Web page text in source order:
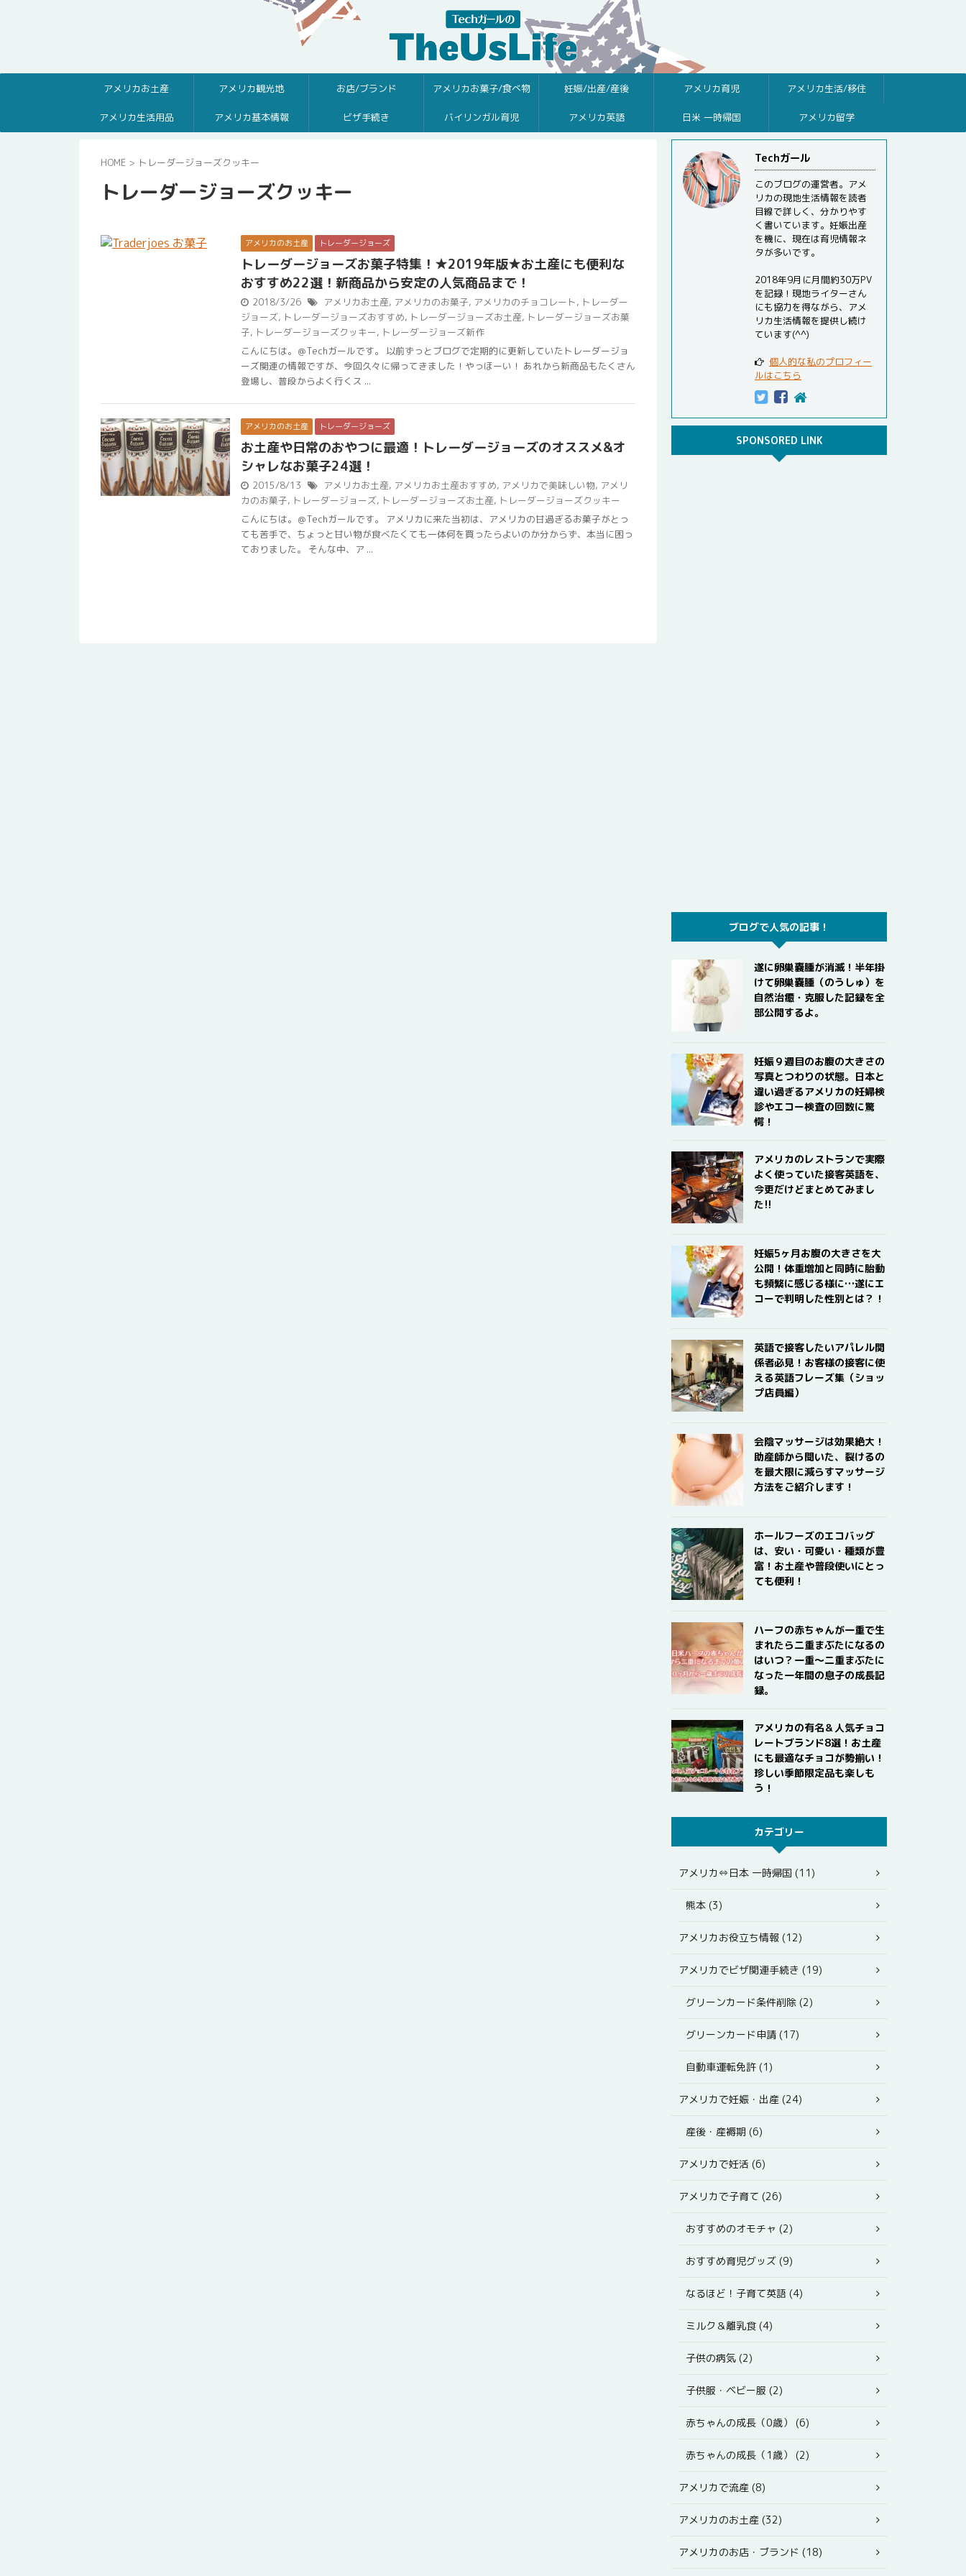
アメリカお土産 アメリカ観光地 お店/ブランド アメリカお菓子/食べ物 妊娠/出産/産後 アメリカ育児 アメリカ生活/移住
アメリカ生活用品 アメリカ基本情報 ビザ手続き バイリンガル育児 アメリカ英語 日米 一時帰国 アメリカ留学
HOME > トレーダージョーズクッキー
トレーダージョーズクッキー
アメリカのお土産 トレーダージョーズ
トレーダージョーズお菓子特集！★2019年版★お土産にも便利な
おすすめ22選！新商品から安定の人気商品まで！
2018/3/26 アメリカお土産, アメリカのお菓子, アメリカのチョコレート, トレーダー
ジョーズ, トレーダージョーズおすすめ, トレーダージョーズお土産, トレーダージョーズお菓
子, トレーダージョーズクッキー, トレーダージョーズ新作
こんにちは。＠Techガールです。 以前ずっとブログで定期的に更新していたトレーダージョ
ーズ関連の情報ですが、今回久々に帰ってきました！やっほーい！ あれから新商品もたくさん
登場し、普段からよく行くス ...
アメリカのお土産 トレーダージョーズ
お土産や日常のおやつに最適！トレーダージョーズのオススメ&オ
シャレなお菓子24選！
2015/8/13 アメリカお土産, アメリカお土産おすすめ, アメリカで美味しい物, アメリ
カのお菓子, トレーダージョーズ, トレーダージョーズお土産, トレーダージョーズクッキー
こんにちは。＠Techガールです。 アメリカに来た当初は、アメリカの甘過ぎるお菓子がとっ
ても苦手で、ちょっと甘い物が食べたくても一体何を買ったらよいのか分からず、本当に困っ
ておりました。 そんな中、ア ...
Techガール
このブログの運営者。アメ
リカの現地生活情報を読者
目線で詳しく、分かりやす
く書いています。妊娠出産
を機に、現在は育児情報ネ
タが多いです。
2018年9月に月間約30万PV
を記録！現地ライターさん
にも協力を得ながら、アメ
リカ生活情報を提供し続け
ています(^^)
個人的な私のプロフィー
ルはこちら
SPONSORED LINK
ブログで人気の記事！
遂に卵巣嚢腫が消滅！半年掛
けて卵巣嚢腫（のうしゅ）を
自然治癒・克服した記録を全
部公開するよ。
妊娠９週目のお腹の大きさの
写真とつわりの状態。日本と
違い過ぎるアメリカの妊婦検
診やエコー検査の回数に驚
愕！
アメリカのレストランで実際
よく使っていた接客英語を、
今更だけどまとめてみまし
た!!
妊娠5ヶ月お腹の大きさを大
公開！体重増加と同時に胎動
も頻繁に感じる様に…遂にエ
コーで判明した性別とは？！
英語で接客したいアパレル関
係者必見！お客様の接客に使
える英語フレーズ集（ショッ
プ店員編）
会陰マッサージは効果絶大！
助産師から聞いた、裂けるの
を最大限に減らすマッサージ
方法をご紹介します！
ホールフーズのエコバッグ
は、安い・可愛い・種類が豊
富！お土産や普段使いにとっ
ても便利！
ハーフの赤ちゃんが一重で生
まれたら二重まぶたになるの
はいつ？一重〜二重まぶたに
なった一年間の息子の成長記
録。
アメリカの有名＆人気チョコ
レートブランド8選！お土産
にも最適なチョコが勢揃い！
珍しい季節限定品も楽しも
う！
カテゴリー
アメリカ⇔日本 一時帰国 (11)
熊本 (3)
アメリカお役立ち情報 (12)
アメリカでビザ関連手続き (19)
グリーンカード条件削除 (2)
グリーンカード申請 (17)
自動車運転免許 (1)
アメリカで妊娠・出産 (24)
産後・産褥期 (6)
アメリカで妊活 (6)
アメリカで子育て (26)
おすすめのオモチャ (2)
おすすめ育児グッズ (9)
なるほど！子育て英語 (4)
ミルク＆離乳食 (4)
子供の病気 (2)
子供服・ベビー服 (2)
赤ちゃんの成長（0歳） (6)
赤ちゃんの成長（1歳） (2)
アメリカで流産 (8)
アメリカのお土産 (32)
アメリカのお店・ブランド (18)